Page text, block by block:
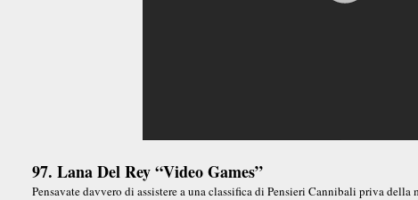
97. Lana Del Rey “Video Games”
Pensavate davvero di assistere a una classifica di Pensieri Cannibali priva della